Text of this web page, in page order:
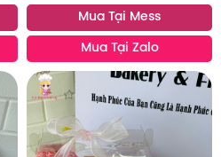
Mua Tại Mess
Mua Tại Zalo